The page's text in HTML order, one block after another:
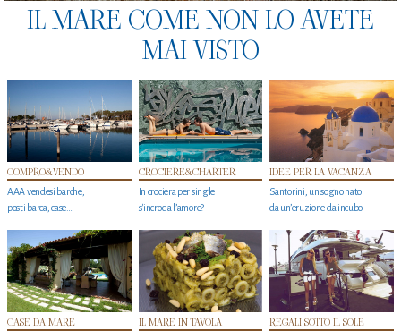
IL MARE COME NON LO AVETE
MAI VISTO
COMPRO&VENDO
AAA vendesi barche,
posti barca, case…
CROCIERE&CHARTER
In crociera per single
s'incrocia l’amore?
IDEE PER LA VACANZA
Santorini, un sogno nato
da un’eruzione da incubo
CASE DA MARE IL MARE IN TAVOLA REGALI SOTTO IL SOLE